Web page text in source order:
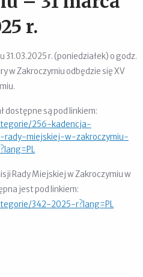
r.
r. (poniedziałek) o godz.
w Zakroczymiu odbędzie się XV
dostępne są pod linkiem:
256-kadencja-
rady-miejskiej-w-zakroczymiu-
Rady Miejskiej w Zakroczymiu w
jest pod linkiem:
342-2025-r?lang=PL